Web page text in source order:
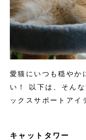
愛猫にいつも穏やか
い！ 以下は、そん
ックスサポートアイ
キャットタワー